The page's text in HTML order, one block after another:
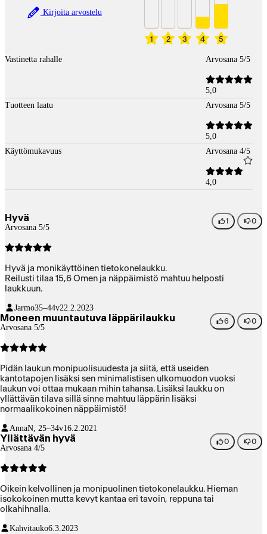
Kirjoita arvostelu
1 2 3 4 5
Vastinetta rahalle Arvosana 5/5
5,0
Tuotteen laatu
Arvosana 5/5
5,0
Käyttömukavuus
Arvosana 4/5
4,0
Hyvä
Arvosana 5/5
1 0
Hyvä ja monikäyttöinen tietokonelaukku.
Reilusti tilaa 15,6 Omen ja näppäimistö mahtuu helposti
laukkuun.
Jarmo35–44v22.2.2023
Moneen muuntautuva läppärilaukku
Arvosana 5/5
6 0
Pidän laukun monipuolisuudesta ja siitä, että useiden
kantotapojen lisäksi sen minimalistisen ulkomuodon vuoksi
laukun voi ottaa mukaan mihin tahansa. Lisäksi laukku on
yllättävän tilava sillä sinne mahtuu läppärin lisäksi
normaalikokoinen näppäimistö!
AnnaN, 25–34v16.2.2021
Yllättävän hyvä
Arvosana 4/5
0 0
Oikein kelvollinen ja monipuolinen tietokonelaukku. Hieman
isokokoinen mutta kevyt kantaa eri tavoin, reppuna tai
olkahihnalla.
Kahvitauko6.3.2023